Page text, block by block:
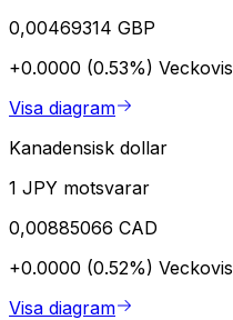
0,00469314 GBP
+0.0000 (0.53%) Veckovis
Visa diagram
Kanadensisk dollar
1 JPY motsvarar
0,00885066 CAD
+0.0000 (0.52%) Veckovis
Visa diagram